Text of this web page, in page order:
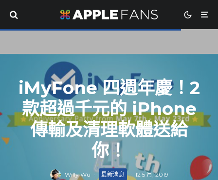
iMyFone 四週年慶！2
款超過千元的 iPhone
傳輸及清理軟體送給
你！
Willy Wu · 最新消息 · 12 5 月, 2019